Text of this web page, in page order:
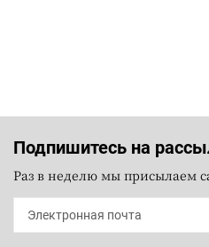
Подпишитесь на
Раз в неделю мы присылаем